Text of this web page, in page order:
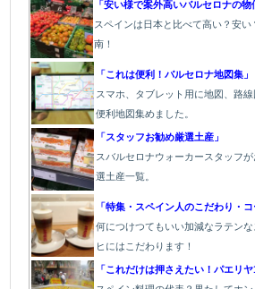
「安い様で案外高いバルセロナの物
スペインは日本と比べて高い？安
南！
「これは便利！バルセロナ地図集」
スマホ、タブレット用に地図、路
便利地図集めました。
「スタッフお勧め厳選土産」
スバルセロナウォーカースタッフ
選土産一覧。
「特集・スペイン人のこだわり・コ
何につけつてもいい加減なラテンな
ヒにはこだわります ！
「これだけは押さえたい！パエリヤ